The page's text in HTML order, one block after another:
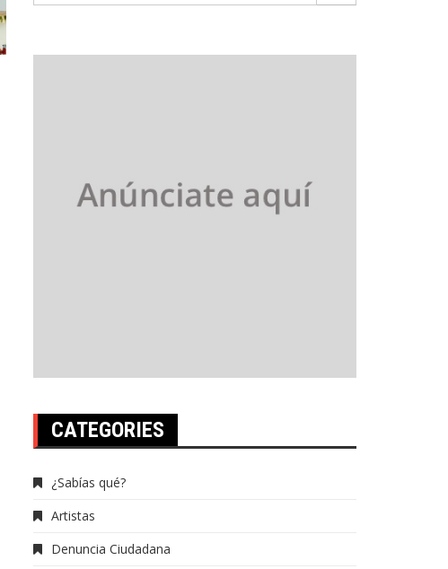
CATEGORIES
¿Sabías qué?
Artistas
Denuncia Ciudadana